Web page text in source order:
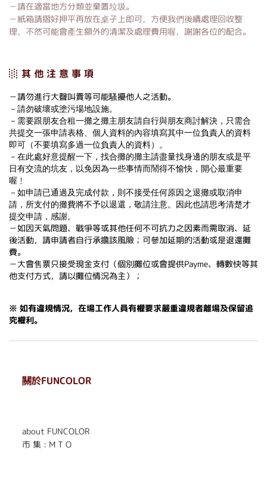
－請在適當地方分類並棄置垃圾。
－紙箱請摺好押平再放在桌子上即可，方便我們後續處理回收整
理，不然可能會產生額外的清潔及處理費用喔，謝謝各位的配合。
░ 其 他 注 意 事 項
－請勿進行大聲叫賣等可能騷擾他人之活動。
－請勿破壞或塗污場地設施。
－需要跟朋友合租一攤之攤主朋友請自行與朋友商討解決，只需合
共提交一張申請表格、個人資料的內容填寫其中一位負責人的資料
即可（不要填寫多過一位負責人的資料）。
－在此處好意提醒一下，找合攤的攤主請盡量找身邊的朋友或是平
日有交流的坑友，以免因為一些事情而鬧得不愉快，開心最重要
喔﹗
－如申請已通過及完成付款，則不接受任何原因之退攤或取消申
請，所支付的攤費將不予以退還，敬請注意。因此也請思考清楚才
提交申請，感謝。
－如因天氣問題、戰爭等或其他任何不可抗力之因素而需取消、延
後活動，請申請者自行承擔該風險；可參加延期的活動或是退還攤
費。
－大會售票只接受現金支付（個別攤位或會提供Payme、轉數快等其
他支付方式，請以攤位情況為主）；
※ 如有違規情況，在場工作人員有權要求嚴重違規者離場及保留追
究權利。
關於FUNCOLOR
about FUNCOLOR
市 集 : M T O